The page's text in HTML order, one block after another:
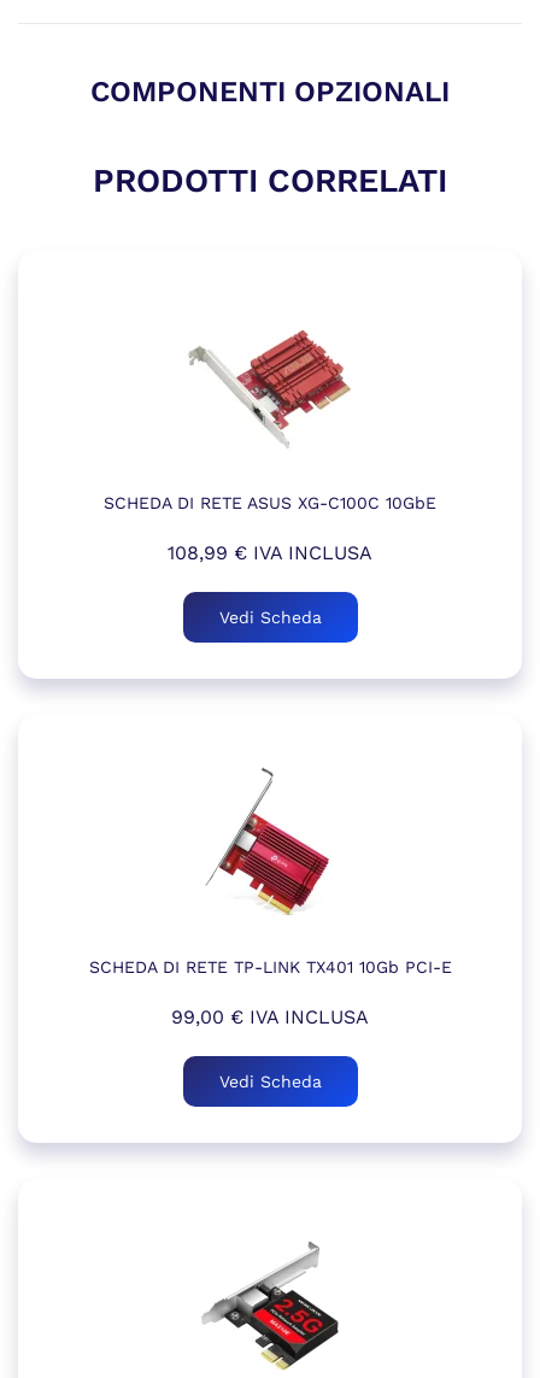
COMPONENTI OPZIONALI
PRODOTTI CORRELATI
SCHEDA DI RETE ASUS XG-C100C 10GbE
108,99 € IVA INCLUSA
Vedi Scheda
SCHEDA DI RETE TP-LINK TX401 10Gb PCI-E
99,00 € IVA INCLUSA
Vedi Scheda